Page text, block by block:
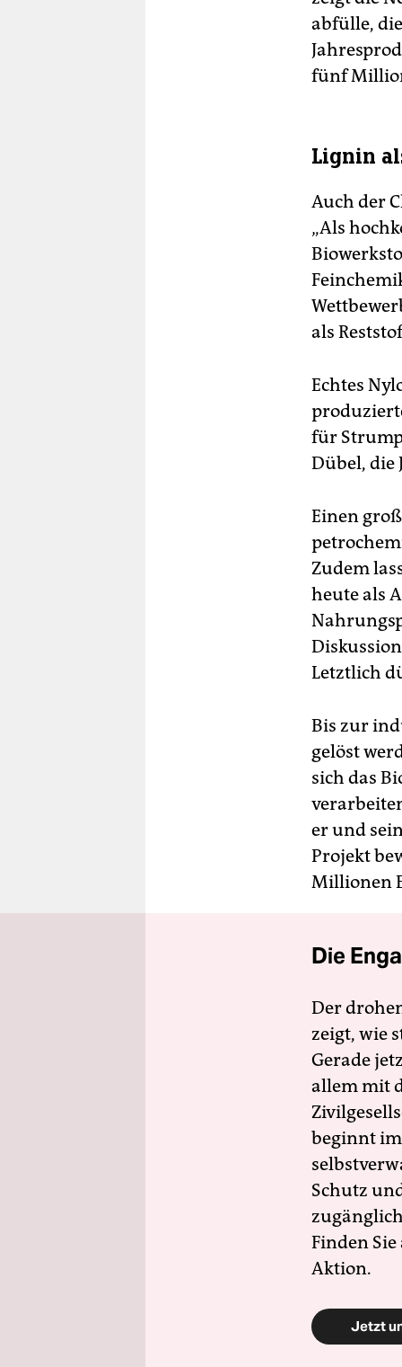
abfülle,
fünf
Lignin
Auch der
„Als
als
Echtes
für
Dübel, die
Einen
Zudem
heute als
Letztlich
Bis zur
gelöst
sich das
er und
Projekt
Millionen
Die
Der
zeigt, wie
Gerade
allem mit
beginnt
Schutz
Finden
Aktion.
Jetzt